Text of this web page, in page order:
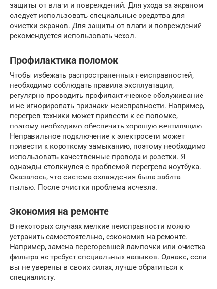
защиты от влаги и повреждений. Для ухода за экраном
следует использовать специальные средства для
очистки экранов. Для защиты от влаги и повреждений
рекомендуется использовать чехол.
Профилактика поломок
Чтобы избежать распространенных неисправностей,
необходимо соблюдать правила эксплуатации,
регулярно проводить профилактическое обслуживание
и не игнорировать признаки неисправности. Например,
перегрев техники может привести к ее поломке,
поэтому необходимо обеспечить хорошую вентиляцию.
Неправильное подключение к электросети может
привести к короткому замыканию, поэтому необходимо
использовать качественные провода и розетки. Я
однажды столкнулся с проблемой перегрева ноутбука.
Оказалось, что система охлаждения была забита
пылью. После очистки проблема исчезла.
Экономия на ремонте
В некоторых случаях мелкие неисправности можно
устранить самостоятельно, сэкономив на ремонте.
Например, замена перегоревшей лампочки или очистка
фильтра не требует специальных навыков. Однако, если
вы не уверены в своих силах, лучше обратиться к
специалисту.